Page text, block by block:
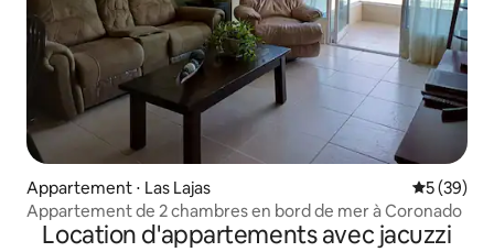
Appartement ⋅ Las Lajas
5 (39)
Appartement de 2 chambres en bord de mer à Coronado
Location d'appartements avec jacuzzi